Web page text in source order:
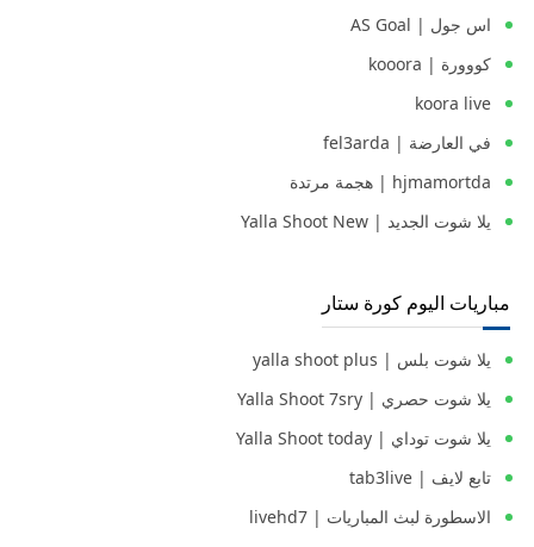
اس جول | AS Goal
كووورة | kooora
koora live
في العارضة | fel3arda
hjmamortda | هجمة مرتدة
يلا شوت الجديد | Yalla Shoot New
مباريات اليوم كورة ستار
يلا شوت بلس | yalla shoot plus
يلا شوت حصري | Yalla Shoot 7sry
يلا شوت توداي | Yalla Shoot today
تابع لايف | tab3live
الاسطورة لبث المباريات | livehd7